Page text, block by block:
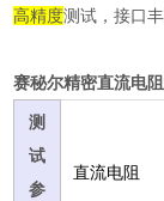
高精度测试，接口
赛秘尔精密直流电
测
试
参
直流电阻